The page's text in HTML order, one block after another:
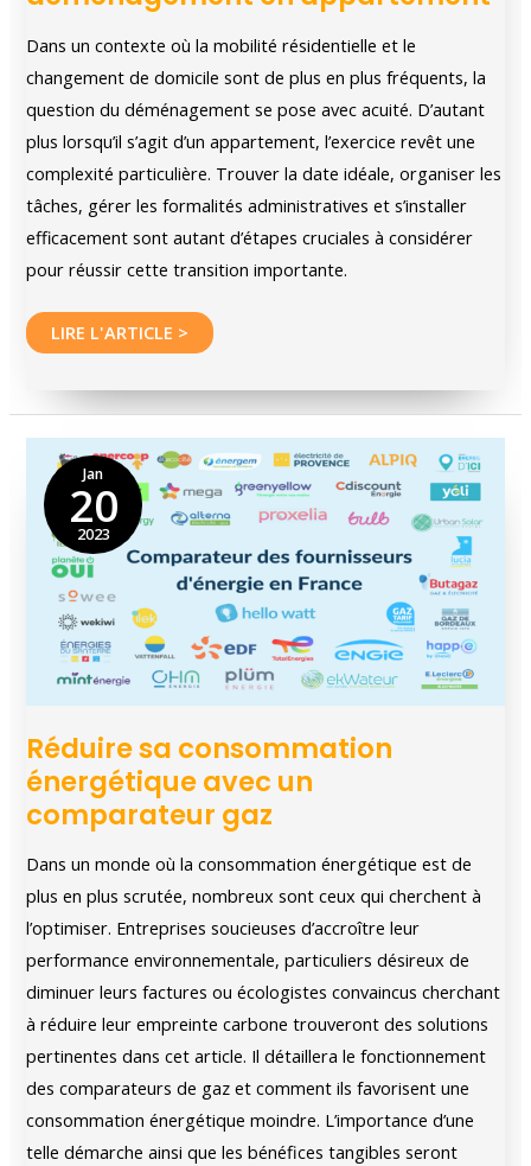
Dans un contexte où la mobilité résidentielle et le
changement de domicile sont de plus en plus fréquents, la
question du déménagement se pose avec acuité. D’autant
plus lorsqu’il s’agit d’un appartement, l’exercice revêt une
complexité particulière. Trouver la date idéale, organiser les
tâches, gérer les formalités administratives et s’installer
efficacement sont autant d’étapes cruciales à considérer
pour réussir cette transition importante.
Les
pour
son
déménagement
en
appartement
LIRE L'ARTICLE >
Jan
20
2023
Réduire sa consommation
énergétique avec un
comparateur gaz
Dans un monde où la consommation énergétique est de
plus en plus scrutée, nombreux sont ceux qui cherchent à
l’optimiser. Entreprises soucieuses d’accroître leur
performance environnementale, particuliers désireux de
diminuer leurs factures ou écologistes convaincus cherchant
à réduire leur empreinte carbone trouveront des solutions
pertinentes dans cet article. Il détaillera le fonctionnement
des comparateurs de gaz et comment ils favorisent une
consommation énergétique moindre. L’importance d’une
telle démarche ainsi que les bénéfices tangibles seront